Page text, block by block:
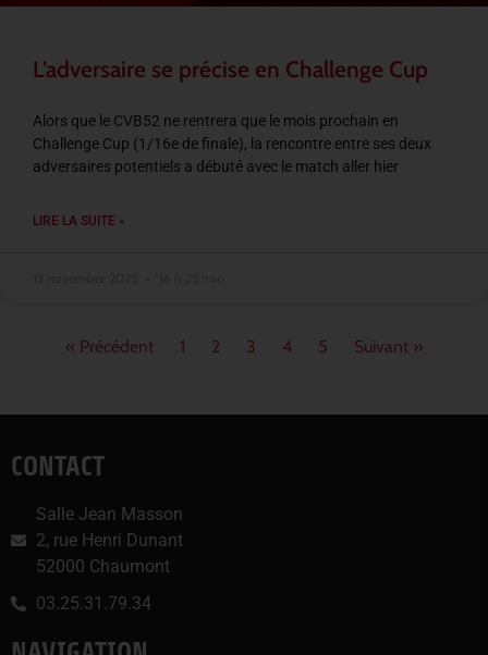
L’adversaire se précise en Challenge Cup
Alors que le CVB52 ne rentrera que le mois prochain en
Challenge Cup (1/16e de finale), la rencontre entre ses deux
adversaires potentiels a débuté avec le match aller hier
LIRE LA SUITE »
« Précédent 1 2 3 4 5 Suivant »
CONTACT
Salle Jean Masson
2, rue Henri Dunant
52000 Chaumont
03.25.31.79.34